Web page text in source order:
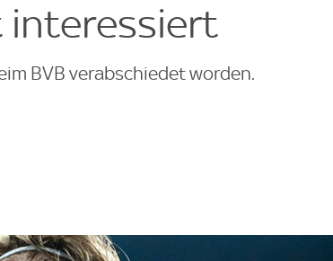
interessiert
BVB verabschiedet worden.